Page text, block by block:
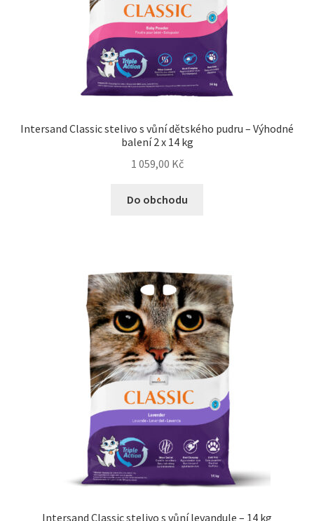
Veterinární dieta pro psy
Vodítka a obojky
Wolf of Wilderness
Intersand Classic stelivo s vůní dětského pudru – Výhodné
balení 2 x 14 kg
1 059,00 Kč
Do obchodu
Intersand Classic stelivo s vůní levandule – 14 kg